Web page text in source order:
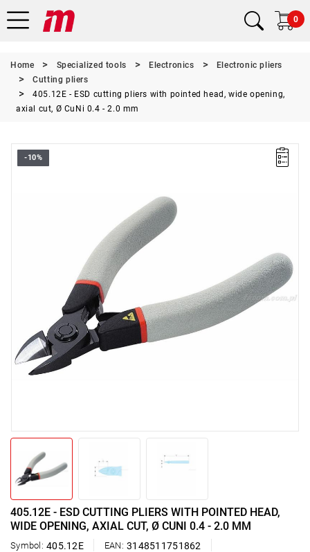
0
Home Specialized tools Electronics
Electronic pliers
Cutting pliers
405.12E - ESD cutting pliers with pointed head, wide opening,
axial cut, Ø CuNi 0.4 - 2.0 mm
-10%
405.12E - ESD CUTTING PLIERS WITH POINTED HEAD,
WIDE OPENING, AXIAL CUT, Ø CUNI 0.4 - 2.0 MM
Symbol: 405.12E EAN: 3148511751862